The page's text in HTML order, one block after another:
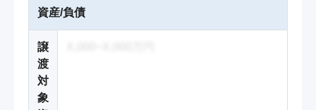
資産/負債
譲
渡
対
象